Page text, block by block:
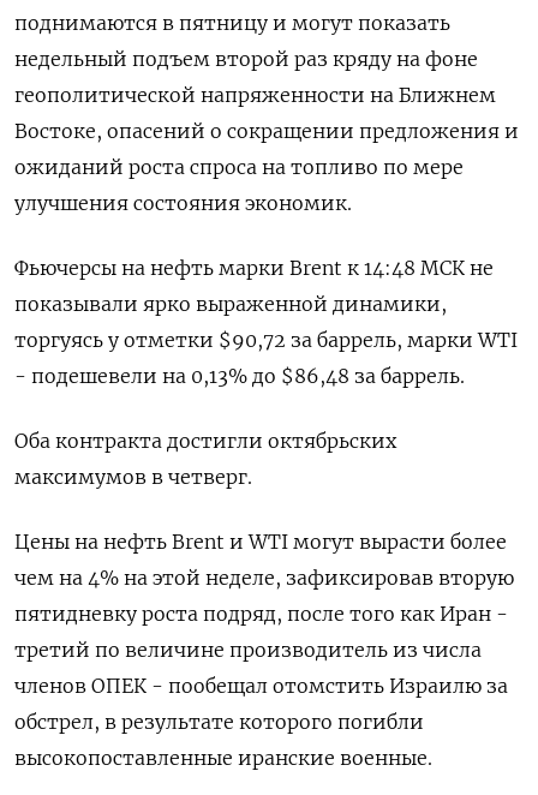
поднимаются в пятницу и могут показать
недельный подъем второй раз кряду на фоне
геополитической напряженности на Ближнем
Востоке, опасений о сокращении предложения и
ожиданий роста спроса на топливо по мере
улучшения состояния экономик.
Фьючерсы на нефть марки Brent к 14:48 МСК не
показывали ярко выраженной динамики,
торгуясь у отметки $90,72 за баррель, марки WTI
- подешевели на 0,13% до $86,48 за баррель.
Оба контракта достигли октябрьских
максимумов в четверг.
Цены на нефть Brent и WTI могут вырасти более
чем на 4% на этой неделе, зафиксировав вторую
пятидневку роста подряд, после того как Иран -
третий по величине производитель из числа
членов ОПЕК - пообещал отомстить Израилю за
обстрел, в результате которого погибли
высокопоставленные иранские военные.